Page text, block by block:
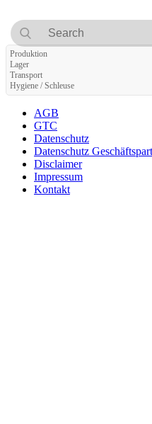
Produktion
Lager
Transport
Hygiene / Schleuse
AGB
GTC
Datenschutz
Datenschutz
Disclaimer
Impressum
Kontakt